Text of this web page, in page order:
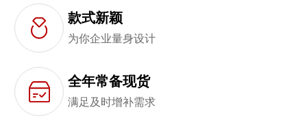
款式新颖
为你企业量身设计
全年常备现货
满足及时增补需求